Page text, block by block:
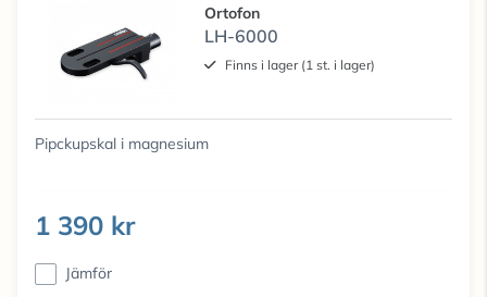
Ortofon
LH-6000
Finns i lager (1 st. i lager)
Pipckupskal i magnesium
1 390 kr
Jämför